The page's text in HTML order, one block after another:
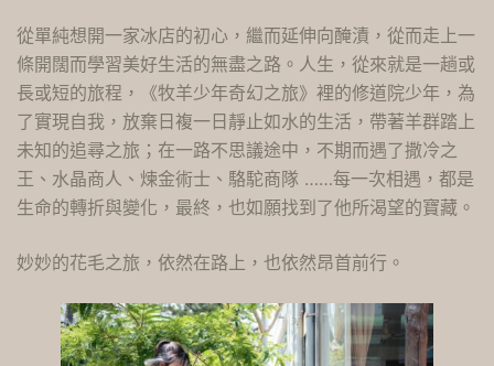
從單純想開一家冰店的初心，繼而延伸向醃漬，從而走上一
條開闊而學習美好生活的無盡之路。人生，從來就是一趟或
長或短的旅程，《牧羊少年奇幻之旅》裡的修道院少年，為
了實現自我，放棄日複一日靜止如水的生活，帶著羊群踏上
未知的追尋之旅；在一路不思議途中，不期而遇了撒冷之
王、水晶商人、煉金術士、駱駝商隊 ……每一次相遇，都是
生命的轉折與變化，最終，也如願找到了他所渴望的寶藏。
妙妙的花毛之旅，依然在路上，也依然昂首前行。